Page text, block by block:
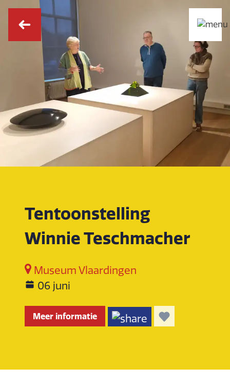
Tentoonstelling
Winnie Teschmacher
Museum Vlaardingen
06 juni
Meer informatie